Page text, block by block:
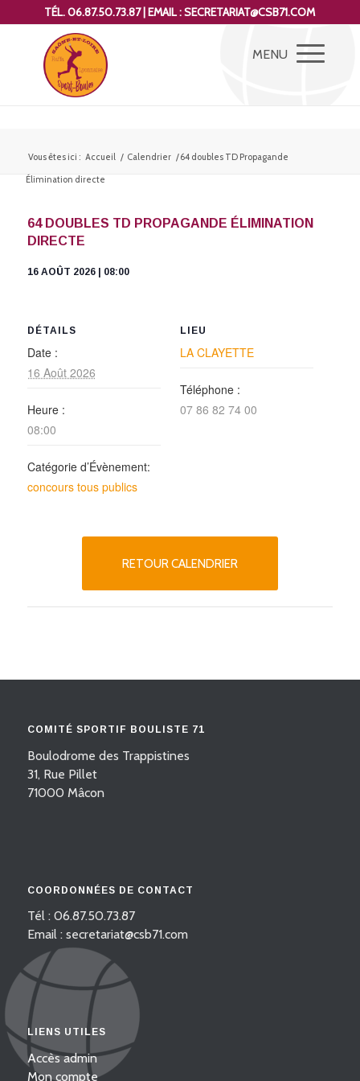
TÉL. 06.87.50.73.87 | EMAIL : SECRETARIAT@CSB71.COM
Vous êtes ici : Accueil / Calendrier /64 doubles TD Propagande
Élimination directe
64 DOUBLES TD PROPAGANDE ÉLIMINATION
DIRECTE
16 AOÛT 2026 | 08:00
DÉTAILS
Date :
16 Août 2026
Heure :
08:00
Catégorie d’Évènement:
concours tous publics
LIEU
LA CLAYETTE
Téléphone :
07 86 82 74 00
RETOUR CALENDRIER
COMITÉ SPORTIF BOULISTE 71
Boulodrome des Trappistines
31, Rue Pillet
71000 Mâcon
COORDONNÉES DE CONTACT
Tél : 06.87.50.73.87
Email : secretariat@csb71.com
LIENS UTILES
Accès admin
Mon compte